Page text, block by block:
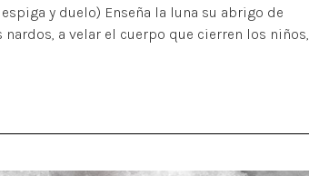
y duelo) Enseña la luna su abrigo de
a velar el cuerpo que cierren los niños,